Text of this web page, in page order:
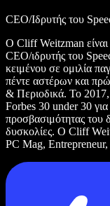
CEO/Ιδρυτής του
Ο Cliff Weitzman είναι
CEO/ιδρυτής του
κειμένου σε ομιλία
πέντε αστέρων και
& Περιοδικά. Το
Forbes 30 under 30
προσβασιμότητας του
δυσκολίες. Ο Cliff
PC Mag,